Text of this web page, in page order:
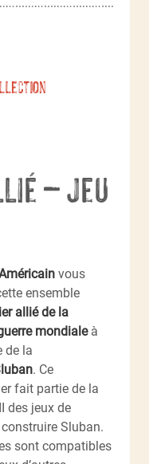
– Jeu
vous
ensemble
allié de la
mondialeà
de la
. Ce
fait partie de la
des jeux de
Sluban.
sont compatibles